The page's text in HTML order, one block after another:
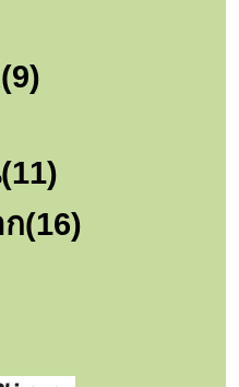
(9)
(11)
(16)